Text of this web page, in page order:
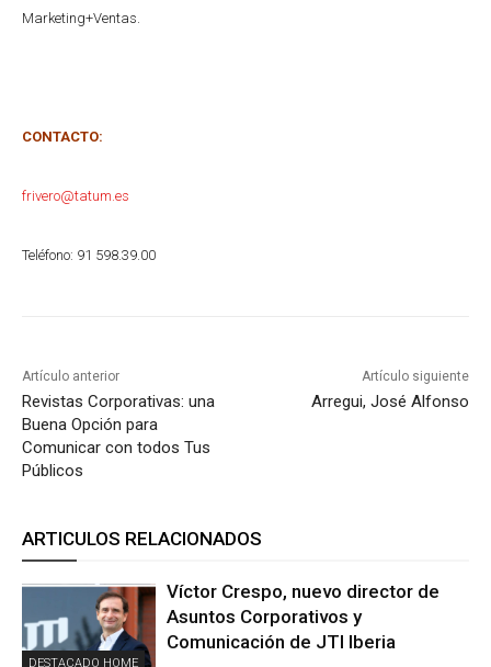
Marketing+Ventas.
CONTACTO:
frivero@tatum.es
Teléfono: 91 598.39.00
Artículo anterior
Revistas Corporativas: una
Buena Opción para
Comunicar con todos Tus
Públicos
Artículo siguiente
Arregui, José Alfonso
ARTICULOS RELACIONADOS
DESTACADO HOME
Víctor Crespo, nuevo director de
Asuntos Corporativos y
Comunicación de JTI Iberia